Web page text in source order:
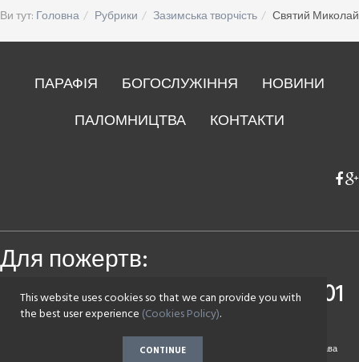
Ви тут: Головна Рубрики Зазимська творчість Святий Миколай
ПАРАФІЯ БОГОСЛУЖІННЯ
НОВИНИ
ПАЛОМНИЦТВА
КОНТАКТИ
Для пожертв:
Приватбанк4149 4393 0083 7501
Монобанк4441 1144 2142 7590
Copyright © 2017 Парафія на честь Воскресіння Христового села Зазим'є. Всі права
This website uses cookies so that we can provide you with
the best user experience (Cookies Policy).
CONTINUE